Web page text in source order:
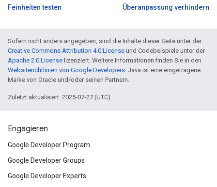
Feinheiten testen
Überanpassung verhindern
Sofern nicht anders angegeben, sind die Inhalte dieser Seite unter der
Creative Commons Attribution 4.0 License und Codebeispiele unter der
Apache 2.0 License lizenziert. Weitere Informationen finden Sie in den
Websiterichtlinien von Google Developers. Java ist eine eingetragene
Marke von Oracle und/oder seinen Partnern.
Zuletzt aktualisiert: 2025-07-27 (UTC).
Engagieren
Google Developer Program
Google Developer Groups
Google Developer Experts